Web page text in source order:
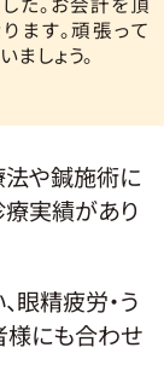
ます。頑張って
しょう。
法や鍼施術に
療実績があり
眼精疲労・う
様にも合わせ